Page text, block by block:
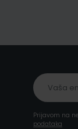
Prijavom na
podataka